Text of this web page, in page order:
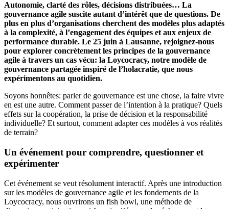
Autonomie, clarté des rôles, décisions distribuées… La
gouvernance agile suscite autant d’intérêt que de questions. De
plus en plus d’organisations cherchent des modèles plus adaptés
à la complexité, à l’engagement des équipes et aux enjeux de
performance durable. Le 25 juin à Lausanne, rejoignez-nous
pour explorer concrètement les principes de la gouvernance
agile à travers un cas vécu: la Loycocracy, notre modèle de
gouvernance partagée inspiré de l’holacratie, que nous
expérimentons au quotidien.
Soyons honnêtes: parler de gouvernance est une chose, la faire vivre
en est une autre. Comment passer de l’intention à la pratique? Quels
effets sur la coopération, la prise de décision et la responsabilité
individuelle? Et surtout, comment adapter ces modèles à vos réalités
de terrain?
Un événement pour comprendre, questionner et
expérimenter
Cet événement se veut résolument interactif. Après une introduction
sur les modèles de gouvernance agile et les fondements de la
Loycocracy, nous ouvrirons un fish bowl, une méthode de